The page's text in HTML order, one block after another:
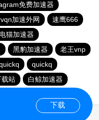
免费加速器
加速外网
速鹰666
猫加速器
黑豹加速器
老王vnp
quickq
载站
白鲸加速器
下载